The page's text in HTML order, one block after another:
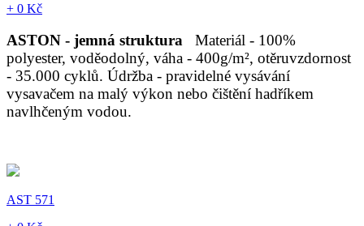
+ 0 Kč
ASTON - jemná struktura
Materiál - 100%
polyester, voděodolný, váha - 400g/m², otěruvzdornost
- 35.000 cyklů. Údržba - pravidelné vysávání
vysavačem na malý výkon nebo čištění hadříkem
navlhčeným vodou.
AST 571